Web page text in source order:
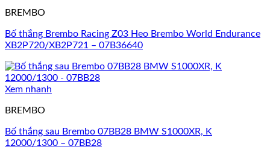
BREMBO
Bố thắng Brembo Racing Z03 Heo Brembo World Endurance
XB2P720/XB2P721 – 07B36640
Xem nhanh
BREMBO
Bố thắng sau Brembo 07BB28 BMW S1000XR, K
12000/1300 – 07BB28